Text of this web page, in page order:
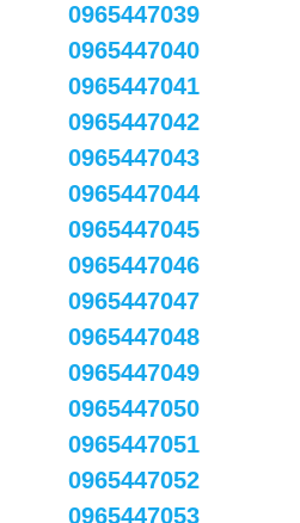
0965447039
0965447040
0965447041
0965447042
0965447043
0965447044
0965447045
0965447046
0965447047
0965447048
0965447049
0965447050
0965447051
0965447052
0965447053